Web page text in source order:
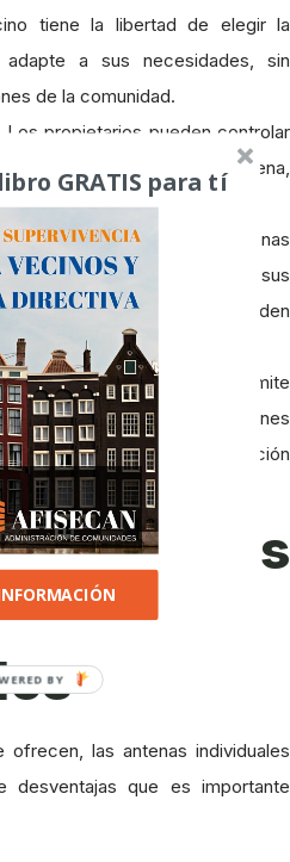
tiene la libertad de elegir la
a sus necesidades, sin
de la comunidad.
Los propietarios pueden controlar
y el mantenimiento de su antena,
ajusten a su presupuesto.
pueden elegir antenas
compatibles con sus
sin las limitaciones que pueden
de antenas individuales permite
modificaciones o actualizaciones
sin esperar la aprobación
de las
las antenas individuales
desventajas que es importante
GRATIS para tí
BY